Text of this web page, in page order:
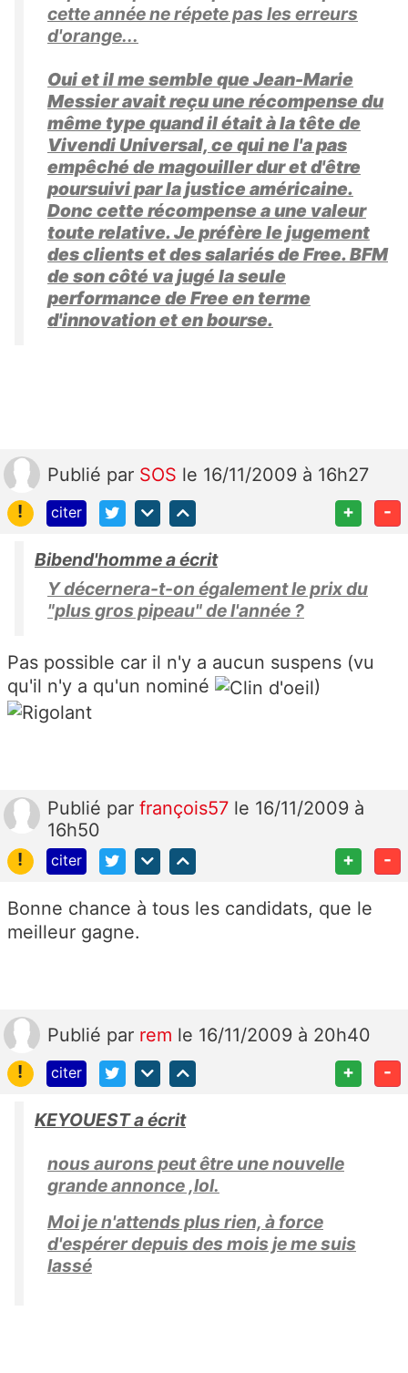
cette année ne répete pas les erreurs
d'orange...
Oui et il me semble que Jean-Marie
Messier avait reçu une récompense du
même type quand il était à la tête de
Vivendi Universal, ce qui ne l'a pas
empêché de magouiller dur et d'être
poursuivi par la justice américaine.
Donc cette récompense a une valeur
toute relative. Je préfère le jugement
des clients et des salariés de Free. BFM
de son côté va jugé la seule
performance de Free en terme
d'innovation et en bourse.
Publié par SOS le 16/11/2009 à 16h27
!
citer + -
Bibend'homme a écrit
Y décernera-t-on également le prix du
"plus gros pipeau" de l'année ?
Pas possible car il n'y a aucun suspens (vu
qu'il n'y a qu'un nominé
)
Publié par françois57 le 16/11/2009 à
16h50
!
citer + -
Bonne chance à tous les candidats, que le
meilleur gagne.
Publié par rem le 16/11/2009 à 20h40
!
citer + -
KEYOUEST a écrit
nous aurons peut être une nouvelle
grande annonce ,lol.
Moi je n'attends plus rien, à force
d'espérer depuis des mois je me suis
lassé